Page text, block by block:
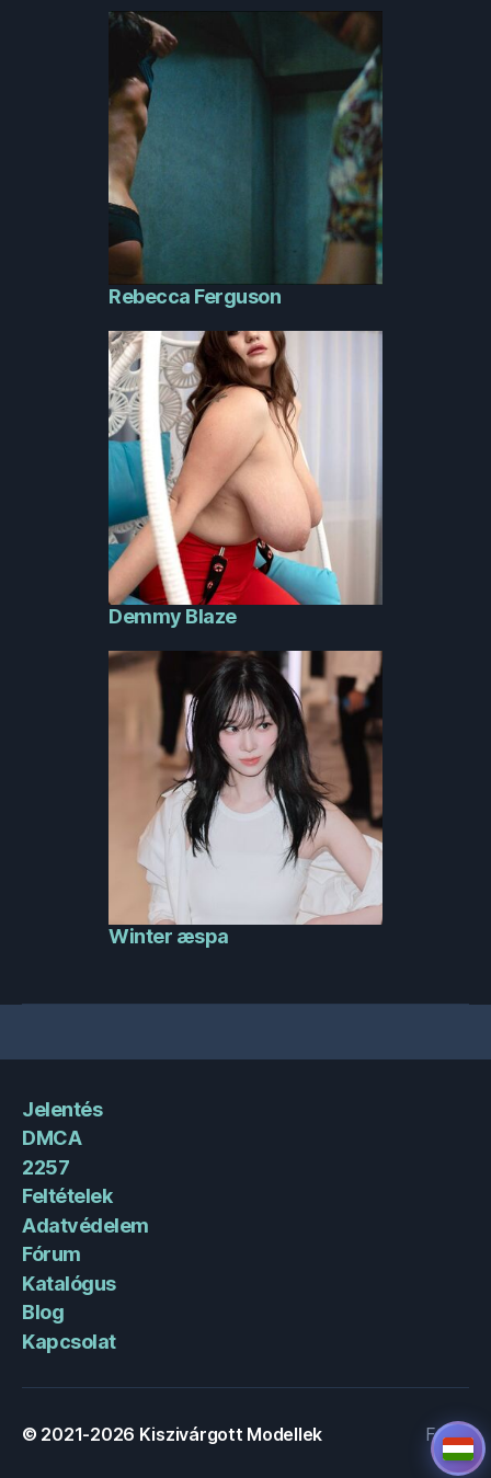
Rebecca Ferguson
Demmy Blaze
Winter æspa
Jelentés
DMCA
2257
Feltételek
Adatvédelem
Fórum
Katalógus
Blog
Kapcsolat
© 2021-2026 Kiszivárgott Modellek Fel↑